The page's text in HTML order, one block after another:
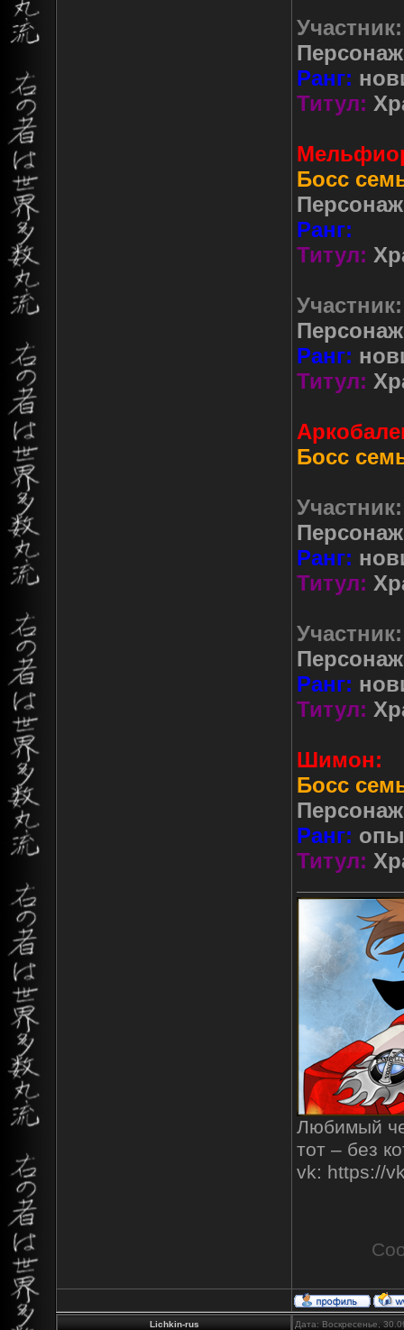
Участник:
Ранг:
Титул:
Босс
Ранг:
Титул:
Участник:
Ранг:
Титул:
Босс
Участник:
Ранг:
Титул:
Участник:
Ранг:
Титул:
Шимон:
Босс
Ранг:
Титул:
Любимый
тот – без
vk: https://
Lichkin-rus Дата: Воскресенье,